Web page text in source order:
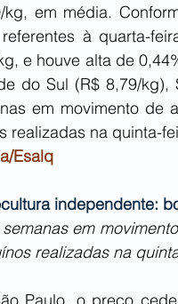
kg, em média.
à quarta-
e houve alta de
do Sul (R$ 8,79/kg),
em movimento de
realizadas na quinta-
Esalq
independente:
em
realizadas na
Paulo, o preço